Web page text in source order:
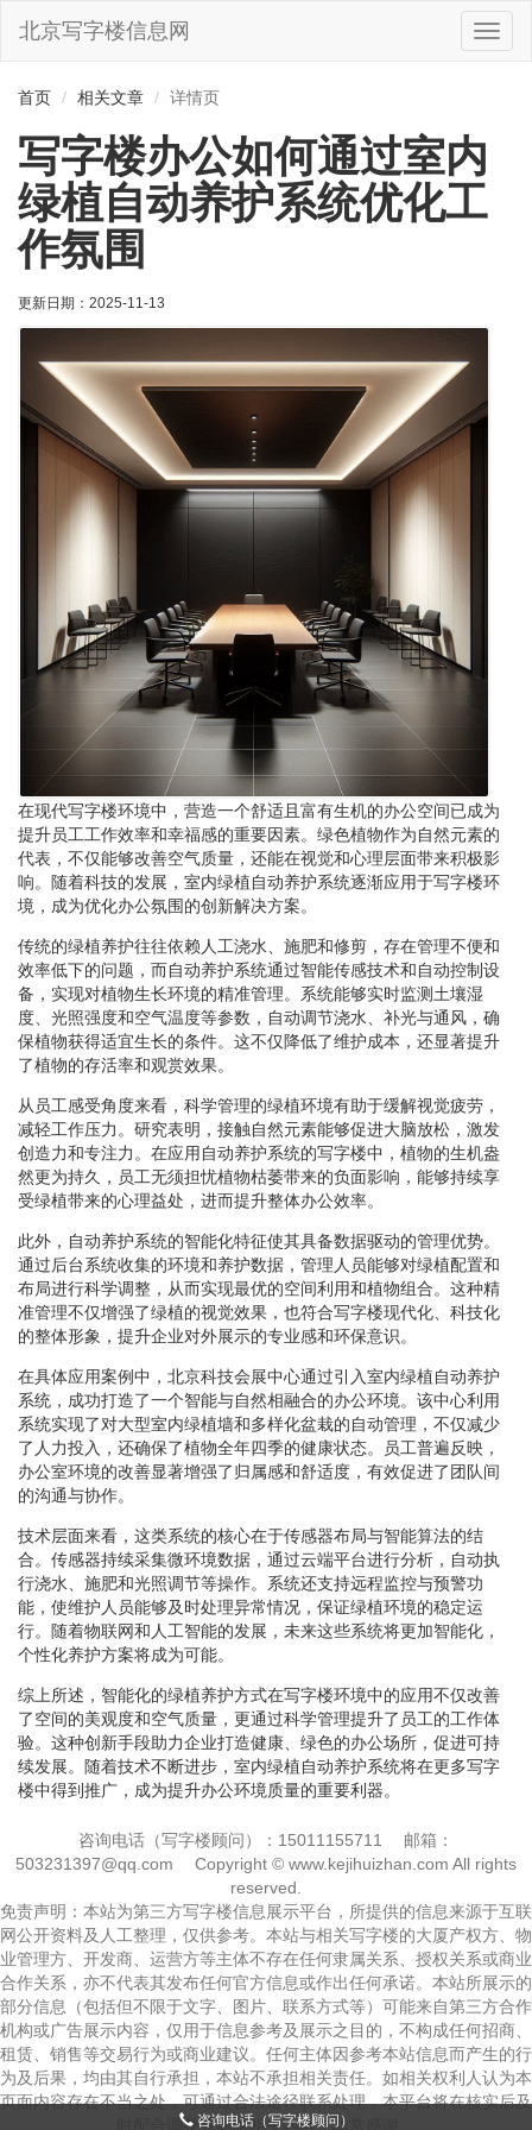
切
换
北京写字楼信息网
首页 相关文章 详情页
写字楼办公如何通过室内
绿植自动养护系统优化工
作氛围
更新日期： 2025-11-13
在现代写字楼环境中，营造一个舒适且富有生机的办公空间已成为
提升员工工作效率和幸福感的重要因素。绿色植物作为自然元素的
代表，不仅能够改善空气质量，还能在视觉和心理层面带来积极影
响。随着科技的发展，室内绿植自动养护系统逐渐应用于写字楼环
境，成为优化办公氛围的创新解决方案。
传统的绿植养护往往依赖人工浇水、施肥和修剪，存在管理不便和
效率低下的问题，而自动养护系统通过智能传感技术和自动控制设
备，实现对植物生长环境的精准管理。系统能够实时监测土壤湿
度、光照强度和空气温度等参数，自动调节浇水、补光与通风，确
保植物获得适宜生长的条件。这不仅降低了维护成本，还显著提升
了植物的存活率和观赏效果。
从员工感受角度来看，科学管理的绿植环境有助于缓解视觉疲劳，
减轻工作压力。研究表明，接触自然元素能够促进大脑放松，激发
创造力和专注力。在应用自动养护系统的写字楼中，植物的生机盎
然更为持久，员工无须担忧植物枯萎带来的负面影响，能够持续享
受绿植带来的心理益处，进而提升整体办公效率。
此外，自动养护系统的智能化特征使其具备数据驱动的管理优势。
通过后台系统收集的环境和养护数据，管理人员能够对绿植配置和
布局进行科学调整，从而实现最优的空间利用和植物组合。这种精
准管理不仅增强了绿植的视觉效果，也符合写字楼现代化、科技化
的整体形象，提升企业对外展示的专业感和环保意识。
在具体应用案例中，北京科技会展中心通过引入室内绿植自动养护
系统，成功打造了一个智能与自然相融合的办公环境。该中心利用
系统实现了对大型室内绿植墙和多样化盆栽的自动管理，不仅减少
了人力投入，还确保了植物全年四季的健康状态。员工普遍反映，
办公室环境的改善显著增强了归属感和舒适度，有效促进了团队间
的沟通与协作。
技术层面来看，这类系统的核心在于传感器布局与智能算法的结
合。传感器持续采集微环境数据，通过云端平台进行分析，自动执
行浇水、施肥和光照调节等操作。系统还支持远程监控与预警功
能，使维护人员能够及时处理异常情况，保证绿植环境的稳定运
行。随着物联网和人工智能的发展，未来这些系统将更加智能化，
个性化养护方案将成为可能。
综上所述，智能化的绿植养护方式在写字楼环境中的应用不仅改善
了空间的美观度和空气质量，更通过科学管理提升了员工的工作体
验。这种创新手段助力企业打造健康、绿色的办公场所，促进可持
续发展。随着技术不断进步，室内绿植自动养护系统将在更多写字
楼中得到推广，成为提升办公环境质量的重要利器。
咨询电话（写字楼顾问）：15011155711
邮箱：
503231397@qq.com
Copyright © www.kejihuizhan.com All rights
reserved.
免责声明：本站为第三方写字楼信息展示平台，所提供的信息来源于互联
网公开资料及人工整理，仅供参考。本站与相关写字楼的大厦产权方、物
业管理方、开发商、运营方等主体不存在任何隶属关系、授权关系或商业
合作关系，亦不代表其发布任何官方信息或作出任何承诺。本站所展示的
部分信息（包括但不限于文字、图片、联系方式等）可能来自第三方合作
机构或广告展示内容，仅用于信息参考及展示之目的，不构成任何招商、
租赁、销售等交易行为或商业建议。任何主体因参考本站信息而产生的行
为及后果，均由其自行承担，本站不承担相关责任。如相关权利人认为本
页面内容存在不当之处，可通过合法途径联系处理，本平台将在核实后及
时配合调整或删除相关内容，非常感谢。
咨询电话（写字楼顾问）